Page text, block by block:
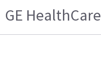
GE HealthCare